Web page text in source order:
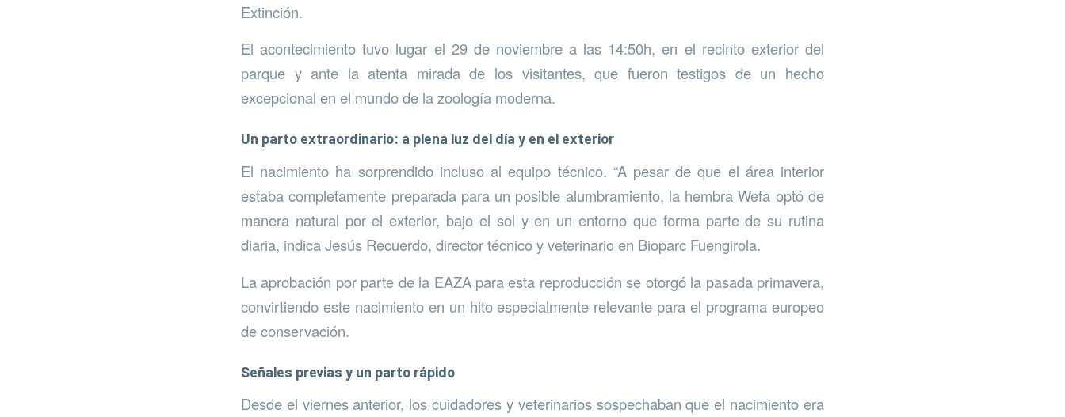
Extinción.
El acontecimiento tuvo lugar el 29 de noviembre a las 14:50h, en el recinto exterior del
parque y ante la atenta mirada de los visitantes, que fueron testigos de un hecho
excepcional en el mundo de la zoología moderna.
Un parto extraordinario: a plena luz del día y en el exterior
El nacimiento ha sorprendido incluso al equipo técnico. “A pesar de que el área interior
estaba completamente preparada para un posible alumbramiento, la hembra Wefa optó de
manera natural por el exterior, bajo el sol y en un entorno que forma parte de su rutina
diaria, indica Jesús Recuerdo, director técnico y veterinario en Bioparc Fuengirola.
La aprobación por parte de la EAZA para esta reproducción se otorgó la pasada primavera,
convirtiendo este nacimiento en un hito especialmente relevante para el programa europeo
de conservación.
Señales previas y un parto rápido
Desde el viernes anterior, los cuidadores y veterinarios sospechaban que el nacimiento era